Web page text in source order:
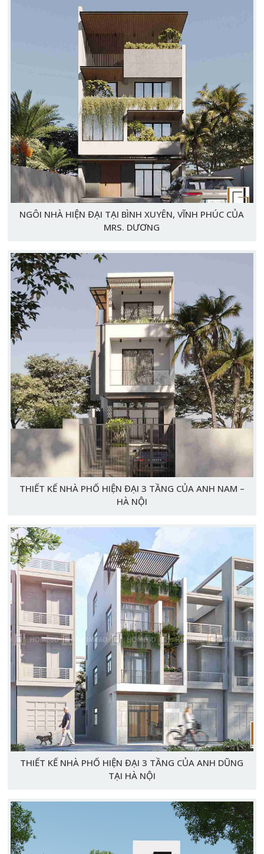
NGÔI NHÀ HIỆN ĐẠI TẠI BÌNH XUYÊN, VĨNH PHÚC CỦA
MRS. DƯƠNG
THIẾT KẾ NHÀ PHỐ HIỆN ĐẠI 3 TẦNG CỦA ANH NAM –
HÀ NỘI
THIẾT KẾ NHÀ PHỐ HIỆN ĐẠI 3 TẦNG CỦA ANH DŨNG
TẠI HÀ NỘI